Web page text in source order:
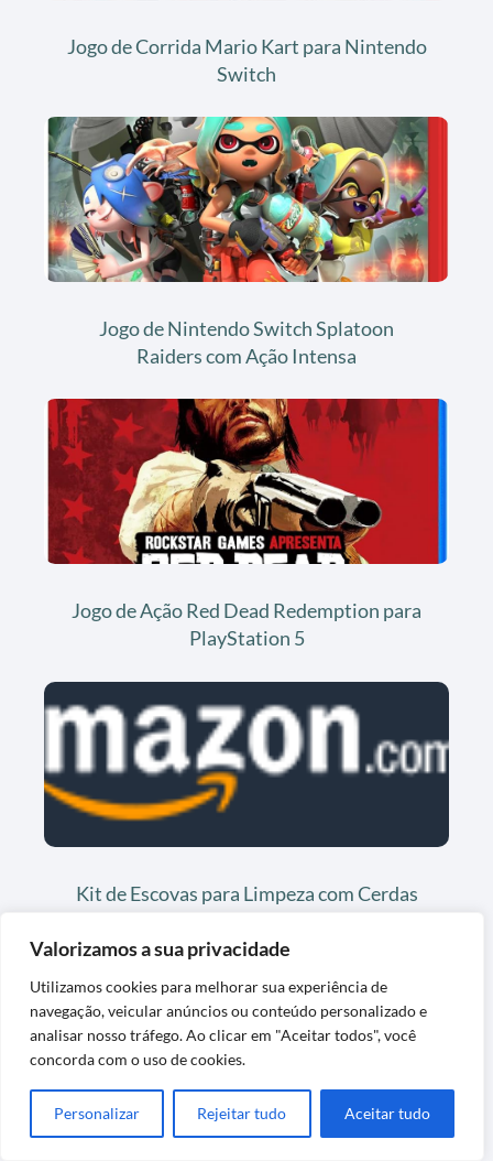
Valorizamos a sua privacidade
Utilizamos cookies para melhorar sua experiência de
navegação, veicular anúncios ou conteúdo personalizado e
analisar nosso tráfego. Ao clicar em "Aceitar todos", você
concorda com o uso de cookies.
Personalizar Rejeitar tudo Aceitar tudo
Jogo de Corrida Mario Kart para Nintendo
Switch
Jogo de Nintendo Switch Splatoon
Raiders com Ação Intensa
Jogo de Ação Red Dead Redemption para
PlayStation 5
Kit de Escovas para Limpeza com Cerdas